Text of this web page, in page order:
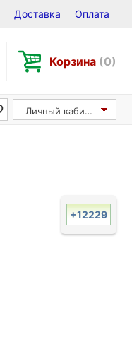
Доставка Оплата
Корзина (0)
Личный кабинет
+12229